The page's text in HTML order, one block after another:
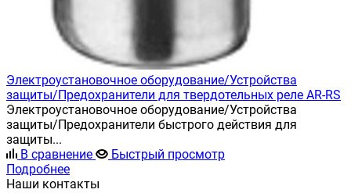
Электроустановочное оборудование/Устройства
защиты/Предохранители для твердотельных реле AR-RS
Электроустановочное оборудование/Устройства
защиты/Предохранители быстрого действия для
защиты...
В сравнение
Быстрый просмотр
Подробнее
Наши контакты